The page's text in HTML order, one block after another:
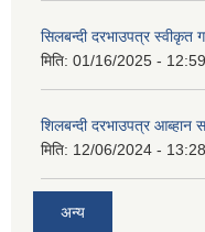
सिलबन्दी दरभाउपत्र स्वीकृत
मिति: 01/16/2025 - 12:59
शिलबन्दी दरभाउपत्र आब्हान
मिति: 12/06/2024 - 13:28
अन्य